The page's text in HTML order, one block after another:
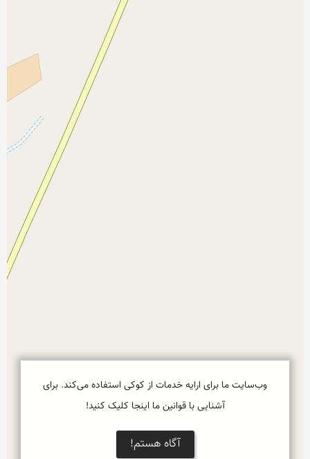
وب‌سایت ما برای ارایه خدمات از کوکی استفاده می‌کند. برای
آشنایی با قوانین ما اینجا کلیک کنید!
آگاه هستم!